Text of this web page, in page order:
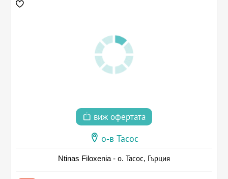
виж офертата
о-в Тасос
Ntinas Filoxenia - о. Тасос, Гърция